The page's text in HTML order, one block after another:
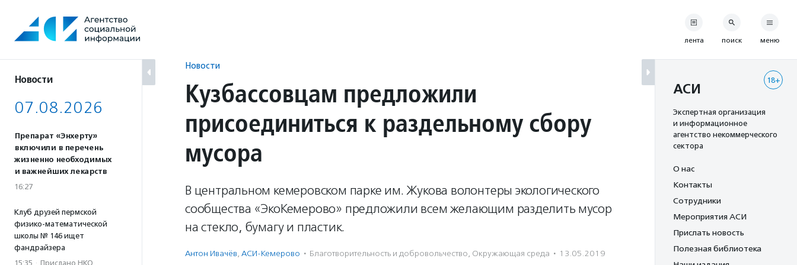
содержанию
Новости
07.08.2026
Препарат «Энхерту»
включили в перечень
жизненно необходимых
и важнейших лекарств
16:27
Клуб друзей пермской
физико-математической
школы № 146 ищет
фандрайзера
15:35 · Прислано НКО
Новости
Кузбассовцам предложили
присоединиться к раздельному сбору
мусора
В центральном кемеровском парке им. Жукова волонтеры экологического
сообщества «ЭкоКемерово» предложили всем желающим разделить мусор
на стекло, бумагу и пластик.
Антон Ивачёв, АСИ-Кемерово · Благотвори­тель­ность и доброволь­чест­во, Окружающая среда · 13.05.2019
лента поиск меню
18+
АСИ
Экспертная организация
и информационное
агентство некоммерческого
сектора
О нас
Контакты
Сотрудники
Мероприятия АСИ
Прислать новость
Полезная библиотека